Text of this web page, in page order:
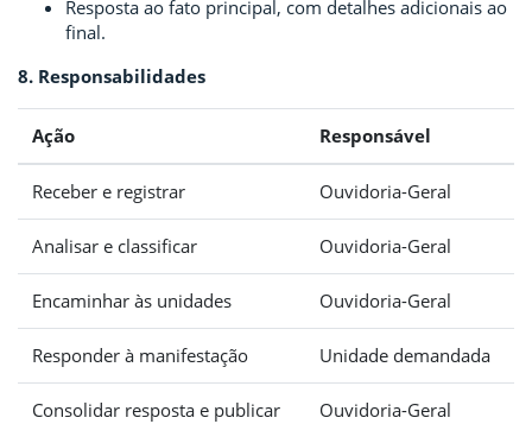
Resposta ao fato principal, com detalhes adicionais ao
final.
8. Responsabilidades
Ação Responsável
Receber e registrar Ouvidoria-Geral
Analisar e classificar Ouvidoria-Geral
Encaminhar às unidades Ouvidoria-Geral
Responder à manifestação Unidade demandada
Consolidar resposta e publicar Ouvidoria-Geral